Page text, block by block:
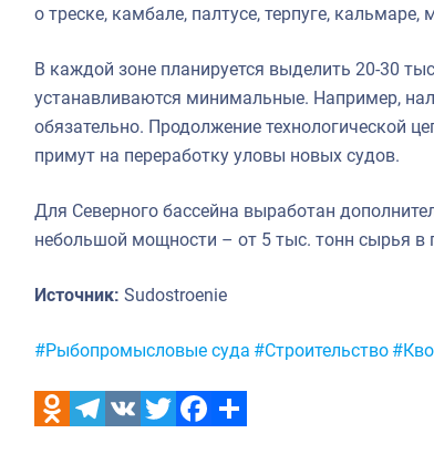
о треске, камбале, палтусе, терпуге, кальмаре,
В каждой зоне планируется выделить 20-30
устанавливаются минимальные. Например,
обязательно. Продолжение технологической
примут на переработку уловы новых судов.
Для Северного бассейна выработан
небольшой мощности – от 5 тыс. тонн сырья в
Источник: Sudostroenie
Метки:
#Рыбопромысловые суда #Строительство